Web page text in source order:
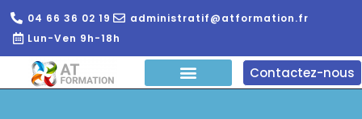
04 66 36 02 19
administratif@atformation.fr
Lun-Ven 9h-18h
Contactez-nous